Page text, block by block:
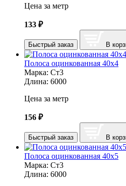
Цена за метр
133 ₽
Быстрый заказ В
Полоса оцинкованная 40х4
Марка: Ст3
Длина: 6000
Цена за метр
156 ₽
Быстрый заказ В
Полоса оцинкованная 40х5
Марка: Ст3
Длина: 6000